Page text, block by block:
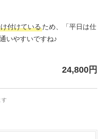
付けているため、「平日は仕
いやすいですね♪
24,800円
す